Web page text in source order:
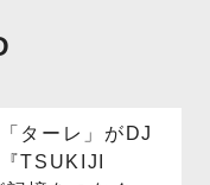
ターレ」がDJ
TSUKIJI